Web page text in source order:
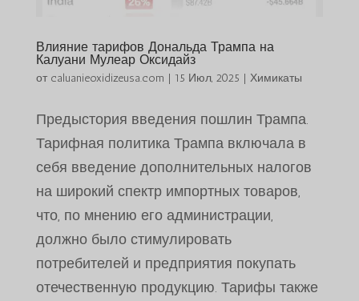
Влияние тарифов Дональда Трампа на
Калуани Мулеар Оксидайз
от caluanieoxidizeusa.com | 15 Июл, 2025 | Химикаты
Предыстория введения пошлин Трампа.
Тарифная политика Трампа включала в
себя введение дополнительных налогов
на широкий спектр импортных товаров,
что, по мнению его администрации,
должно было стимулировать
потребителей и предприятия покупать
отечественную продукцию. Тарифы также